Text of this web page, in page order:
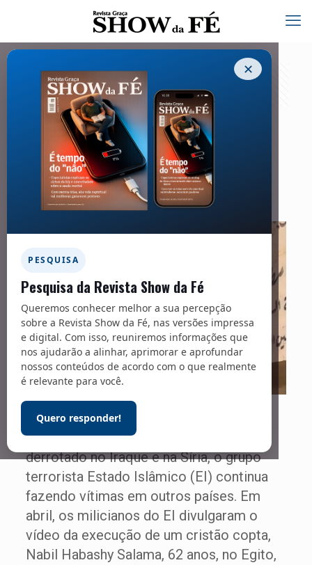
✕
PESQUISA
Pesquisa da Revista Show da Fé
Queremos conhecer melhor a sua percepção
sobre a Revista Show da Fé, nas versões impressa
e digital. Com isso, reuniremos informações que
nos ajudarão a alinhar, aprimorar e aprofundar
nossos conteúdos de acordo com o que realmente
é relevante para você.
Quero responder!
Missões – 263
01/06/2021
Tiro na cabeça
Foto: Reprodução
Embora tenha perdido força após ser
derrotado no Iraque e na Síria, o grupo
terrorista Estado Islâmico (EI) continua
fazendo vítimas em outros países. Em
abril, os milicianos do EI divulgaram o
vídeo da execução de um cristão copta,
Nabil Habashy Salama, 62 anos, no Egito,